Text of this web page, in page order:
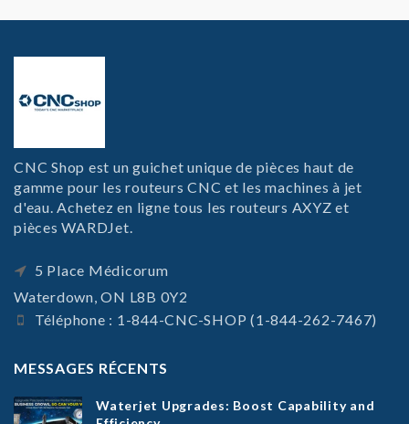
CNC Shop est un guichet unique de pièces haut de
gamme pour les routeurs CNC et les machines à jet
d'eau. Achetez en ligne tous les routeurs AXYZ et
pièces WARDJet.
5 Place Médicorum
Waterdown, ON L8B 0Y2
Téléphone : 1-844-CNC-SHOP (1-844-262-7467)
MESSAGES RÉCENTS
Waterjet Upgrades: Boost Capability and